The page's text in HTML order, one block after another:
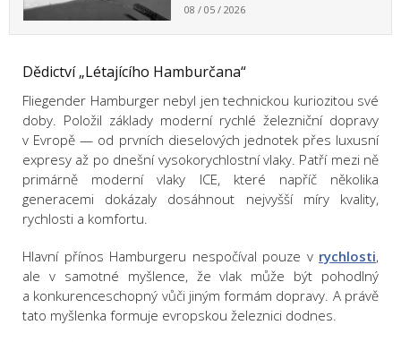
08 / 05 / 2026
Dědictví „Létajícího Hamburčana“
Fliegender Hamburger nebyl jen technickou kuriozitou své
doby. Položil základy moderní rychlé železniční dopravy
v Evropě — od prvních dieselových jednotek přes luxusní
expresy až po dnešní vysokorychlostní vlaky. Patří mezi ně
primárně moderní vlaky ICE, které napříč několika
generacemi dokázaly dosáhnout nejvyšší míry kvality,
rychlosti a komfortu.
Hlavní přínos Hamburgeru nespočíval pouze v rychlosti,
ale v samotné myšlence, že vlak může být pohodlný
a konkurenceschopný vůči jiným formám dopravy. A právě
tato myšlenka formuje evropskou železnici dodnes.